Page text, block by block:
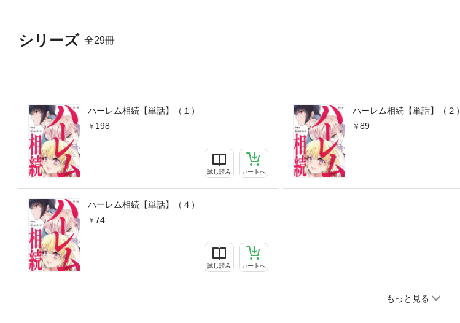
シリーズ 全29冊
ハーレム相続【単話】（１）
198
試し読み カートへ
ハーレム相続【単話】（２）
89
ハーレム相続【単話】（４）
74
試し読み カートへ
もっと見る